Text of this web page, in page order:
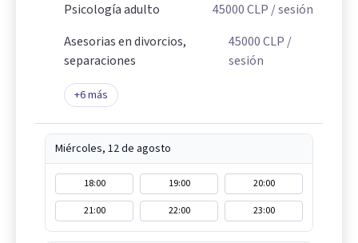
Psicología adulto
45000CLP / sesión
Asesorias en divorcios,
separaciones
45000CLP /
sesión
+6más
Miércoles, 12 de agosto
18:00 19:00
20:00
21:00
22:00 23:00